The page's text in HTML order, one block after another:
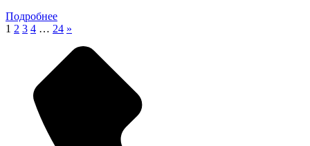
Подробнее
1 2 3 4 … 24 »